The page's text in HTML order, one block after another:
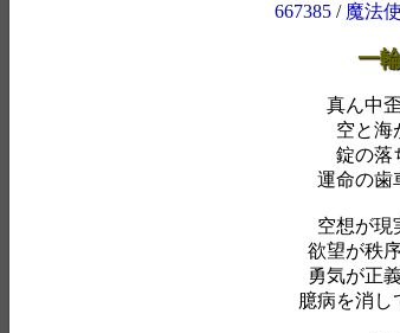
667385 / 魔法
一
真ん中
空と海
錠の落
運命の歯
空想が現
欲望が秩
勇気が正
臆病を消し